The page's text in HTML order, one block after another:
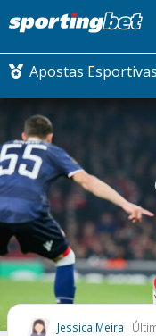
Apostas Esportivas
CONMEBOL
FUTEBOL
FUTEBOL
COMO
Jessica Meira